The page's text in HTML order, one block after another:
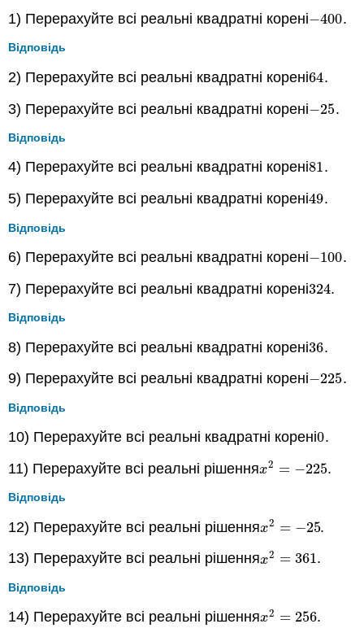
1) Перерахуйте всі реальні квадратні корені−400
−400.
Відповідь
2) Перерахуйте всі реальні квадратні корені64
64.
3) Перерахуйте всі реальні квадратні корені−25
−25.
Відповідь
4) Перерахуйте всі реальні квадратні корені81
81.
5) Перерахуйте всі реальні квадратні корені49
49.
Відповідь
6) Перерахуйте всі реальні квадратні корені−100
−100.
7) Перерахуйте всі реальні квадратні корені324
324.
Відповідь
8) Перерахуйте всі реальні квадратні корені36
36.
9) Перерахуйте всі реальні квадратні корені−225
−225.
Відповідь
10) Перерахуйте всі реальні квадратні корені0
0.
11) Перерахуйте всі реальні рішенняx2 = −225
x2 =− 225 .
Відповідь
12) Перерахуйте всі реальні рішенняx2 = −25
x2 =− 25
.
13) Перерахуйте всі реальні рішенняx2 = 361
x2 =361 .
Відповідь
14) Перерахуйте всі реальні рішенняx2 = 256
x2 =256 .